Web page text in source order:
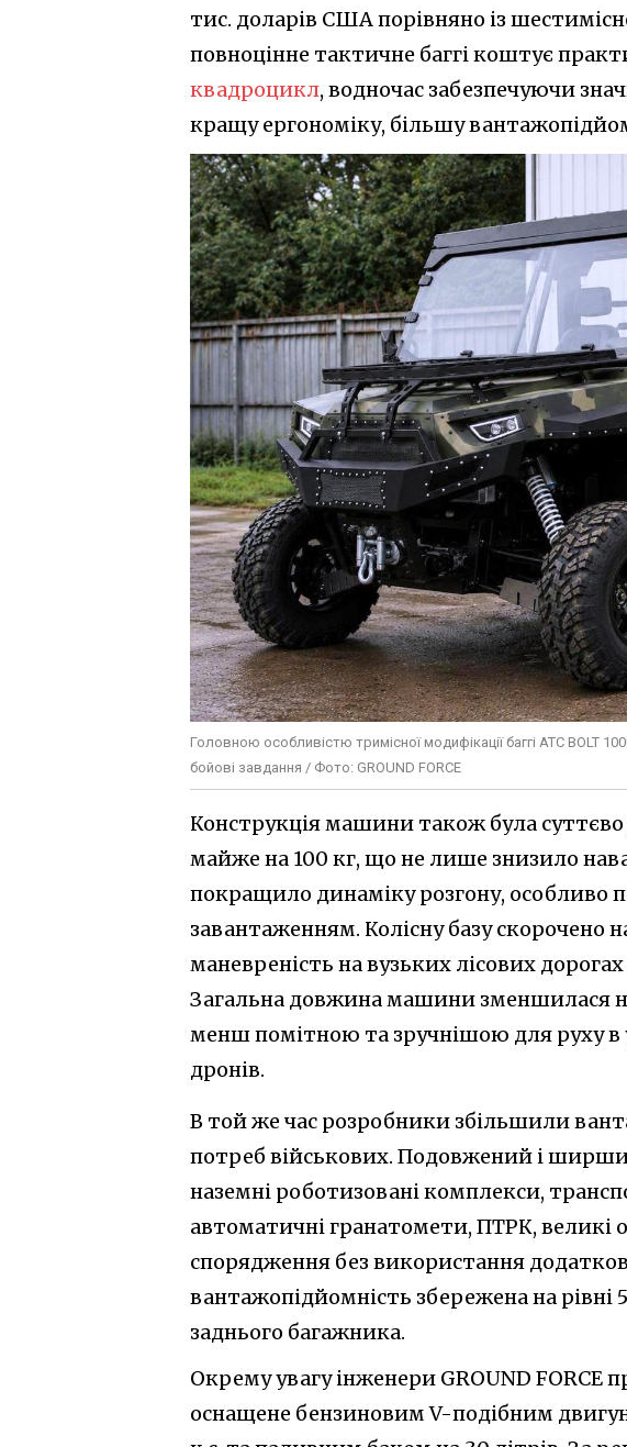
тис. доларів США порівняно із
повноцінне тактичне баггі коштує
квадроцикл, водночас забезпечуючи
кращу ергономіку, більшу
Головною особливістю тримісної модифікації баггі ATC BOLT
бойові завдання / Фото: GROUND FORCE
Конструкція машини також була
майже на 100 кг, що не лише знизило
покращило динаміку розгону, особливо
завантаженням. Колісну базу
маневреність на вузьких лісових
Загальна довжина машини зменшилася
менш помітною та зручнішою для руху в
дронів.
В той же час розробники збільшили
потреб військових. Подовжений і
наземні роботизовані комплекси,
автоматичні гранатомети, ПТРК, великі
спорядження без використання
вантажопідйомність збережена на рівні
заднього багажника.
Окрему увагу інженери GROUND FORCE
оснащене бензиновим V-подібним